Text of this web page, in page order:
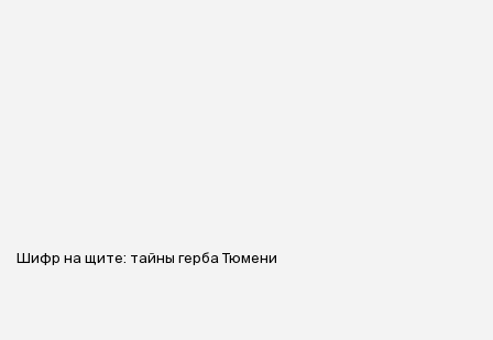
Шифр на щите: тайны герба Тюмени